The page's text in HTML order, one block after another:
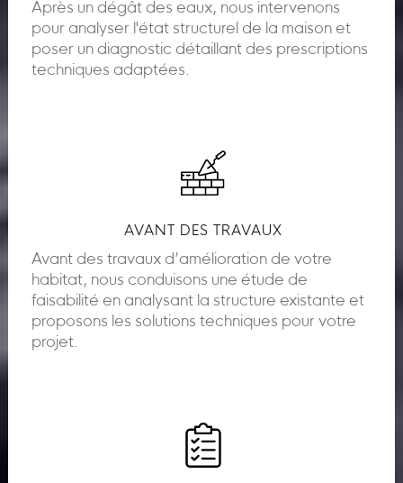
Après un dégât des eaux, nous intervenons
pour analyser l'état structurel de la maison et
poser un diagnostic détaillant des prescriptions
techniques adaptées.
AVANT DES TRAVAUX
Avant des travaux d’amélioration de votre
habitat, nous conduisons une étude de
faisabilité en analysant la structure existante et
proposons les solutions techniques pour votre
projet.